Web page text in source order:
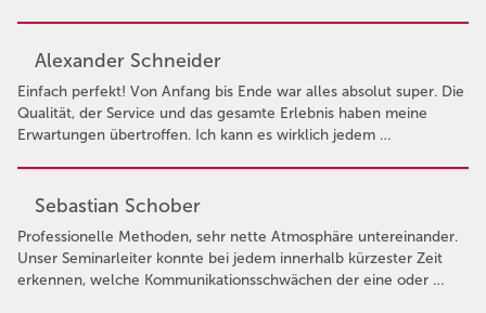
Alexander Schneider
Einfach perfekt! Von Anfang bis Ende war alles absolut super. Die
Qualität, der Service und das gesamte Erlebnis haben meine
Erwartungen übertroffen. Ich kann es wirklich jedem …
Sebastian Schober
Professionelle Methoden, sehr nette Atmosphäre untereinander.
Unser Seminarleiter konnte bei jedem innerhalb kürzester Zeit
erkennen, welche Kommunikationsschwächen der eine oder …